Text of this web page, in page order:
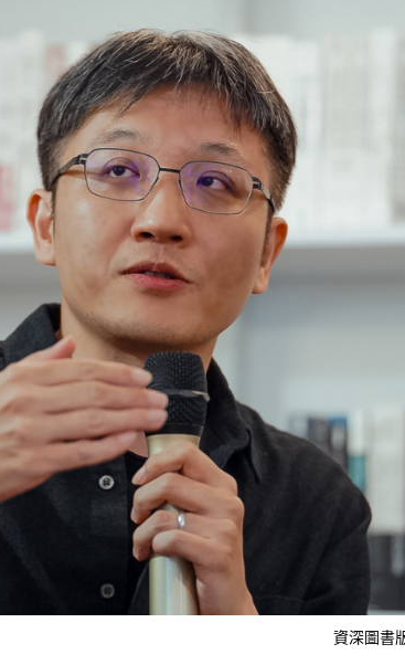
資深圖書